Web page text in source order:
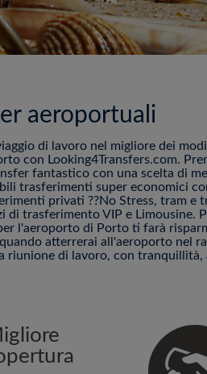
aeroportuali
di lavoro nel migliore dei
con Looking4Transfers.com.
fantastico con una scelta di
trasferimenti super economici
privati ??No Stress, tram
di trasferimento VIP e Limousine.
l'aeroporto di Porto ti farà
atterrerai all'aeroporto nel
riunione di lavoro, con